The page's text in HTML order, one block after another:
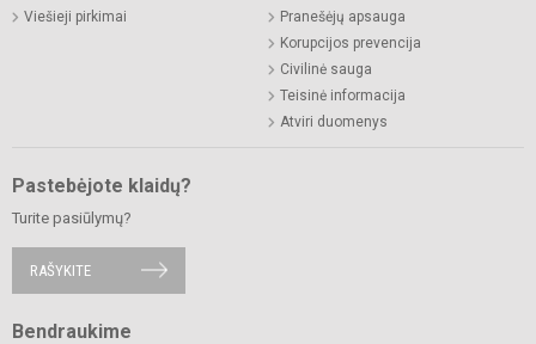
Viešieji pirkimai
Pranešėjų apsauga
Korupcijos prevencija
Civilinė sauga
Teisinė informacija
Atviri duomenys
Pastebėjote klaidų?
Turite pasiūlymų?
RAŠYKITE
Bendraukime